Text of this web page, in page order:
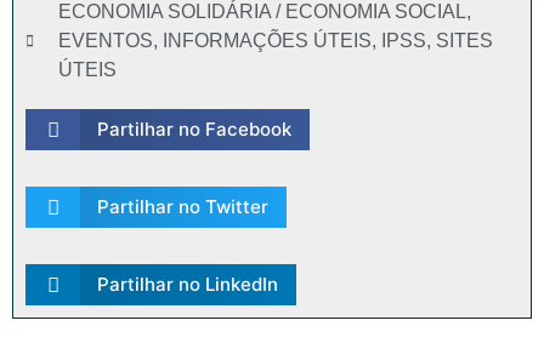
ECONOMIA SOLIDÁRIA / ECONOMIA SOCIAL,
EVENTOS, INFORMAÇÕES ÚTEIS, IPSS, SITES
ÚTEIS
Partilhar no Facebook
Partilhar no Twitter
Partilhar no LinkedIn